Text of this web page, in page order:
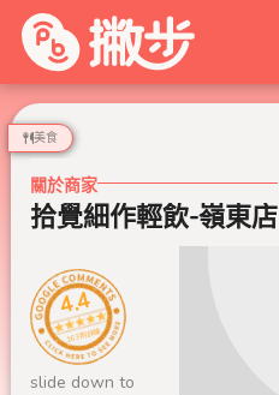
美食
關於商家
拾覺細作輕飲-嶺東店
4.4
163 則評論
slide down to